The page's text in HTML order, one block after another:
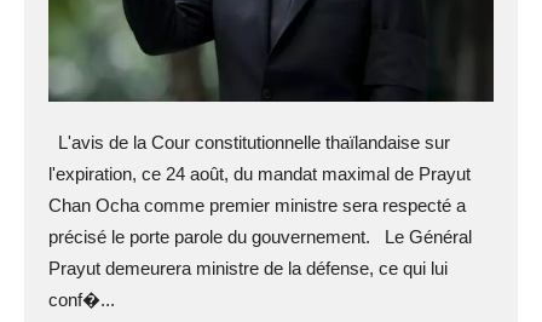
L'avis de la Cour constitutionnelle thaïlandaise sur
l'expiration, ce 24 août, du mandat maximal de Prayut
Chan Ocha comme premier ministre sera respecté a
précisé le porte parole du gouvernement. Le Général
Prayut demeurera ministre de la défense, ce qui lui
conf�...